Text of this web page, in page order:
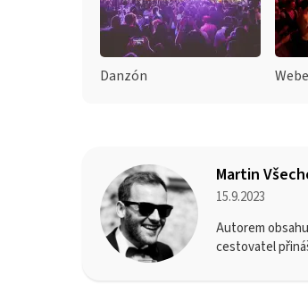
Danzón
Martin
15.9.2023
Autorem
cestovatel